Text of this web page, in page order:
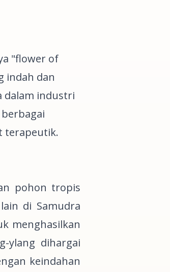
"flower of
indah dan
dalam industri
terapeutik.
pohon tropis
di Samudra
menghasilkan
ylang dihargai
keindahan